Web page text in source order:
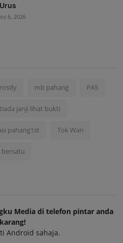
6, 2026
mb pahang PAS
tiada janji lihat bukti
pahang1st Tok Wan
bersatu
Media di telefon pintar anda
Android sahaja.